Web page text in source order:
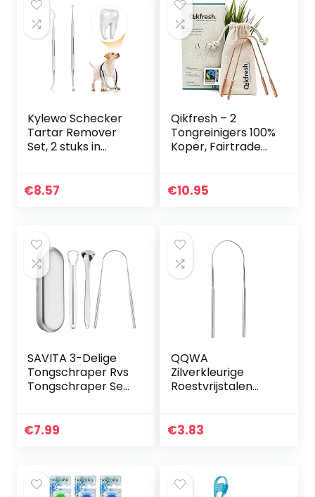
Kylewo Schecker
Tartar Remover
Set, 2 stuks in
katten en
€8.57
Qikfresh – 2
Tongreinigers 100%
Koper, Fairtrade
Tongschraper,
€10.95
SAVITA 3-Delige
Tongschraper Rvs
Tongschraper Set
Tongborstelreinige
€7.99
QQWA
Zilverkleurige
Roestvrijstalen
€3.83